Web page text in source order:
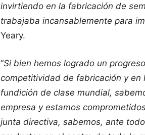
invirtiendo en la fabricación de
trabajaba incansablemente para
Yeary.
“Si bien hemos logrado un
competitividad de fabricación y en
fundición de clase mundial,
empresa y estamos
junta directiva, sabemos, ante